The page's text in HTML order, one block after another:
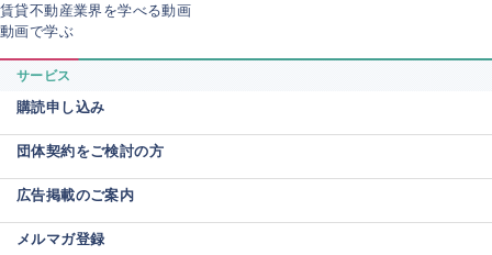
賃貸不動産業界を学べる動画
動画で学ぶ
サービス
購読申し込み
団体契約をご検討の方
広告掲載のご案内
メルマガ登録